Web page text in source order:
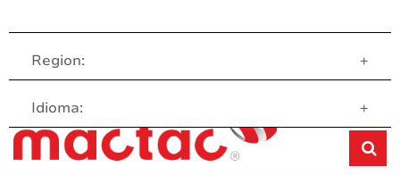
Region: +
Idioma: +
Servicio al Cliente